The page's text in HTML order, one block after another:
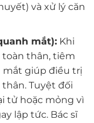
và xử lý căn
mắt):Khi
thân, tiêm
mắt giúp điều trị
Tuyệt đối
tử hoặc mỏng vì
lập tức. Bác sĩ